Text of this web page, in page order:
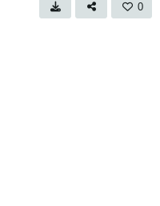
0